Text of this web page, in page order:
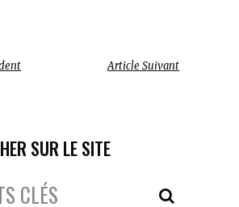
Article Suivant
SUR LE SITE